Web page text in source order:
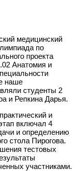
медицинский
по
проекта
Анатомия и
наше
студенты 2
и Репкина Дарья.
и
включал 4
и определению
стола Пирогова.
тестовых
участниками.